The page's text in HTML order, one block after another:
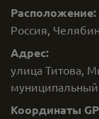
Расположение:
Россия,
Адрес:
улица Титова,
муниципальный
Координаты